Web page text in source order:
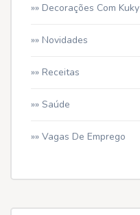
»» Decorações Com Kuky
»» Novidades
»» Receitas
»» Saúde
»» Vagas De Emprego